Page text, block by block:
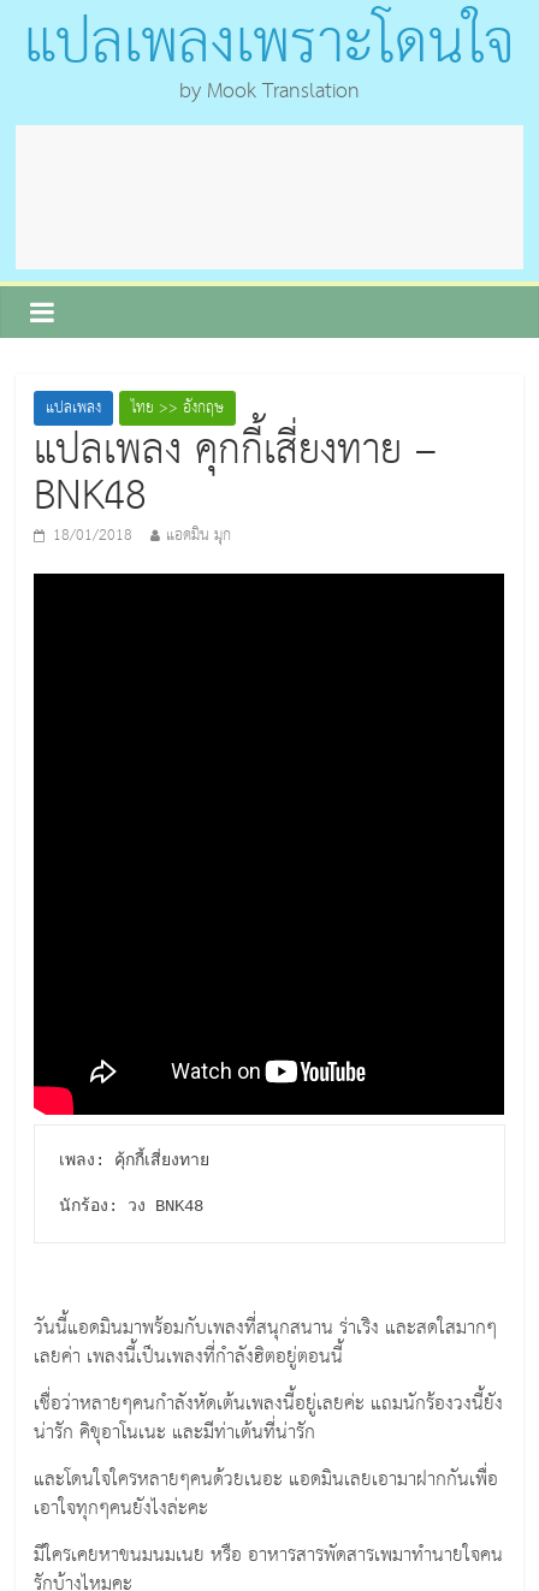
แปลเพลงเพราะโดนใจ
by Mook Translation
แปลเพลง ไทย >> อังกฤษ
แปลเพลง คุกกี้เสี่ยงทาย –
BNK48
18/01/2018 แอดมิน มุก
เพลง: คุ้กกี้เสี่ยงทาย
นักร้อง: วง BNK48
วันนี้แอดมินมาพร้อมกับเพลงที่สนุกสนาน ร่าเริง และสดใสมากๆ
เลยค่า เพลงนี้เป็นเพลงที่กำลังฮิตอยู่ตอนนี้
เชื่อว่าหลายๆคนกำลังหัดเต้นเพลงนี้อยู่เลยค่ะ แถมนักร้องวงนี้ยัง
น่ารัก คิขุอาโนเนะ และมีท่าเต้นที่น่ารัก
และโดนใจใครหลายๆคนด้วยเนอะ แอดมินเลยเอามาฝากกันเพื่อ
เอาใจทุกๆคนยังไงล่ะคะ
มีใครเคยหาขนมนมเนย หรือ อาหารสารพัดสารเพมาทำนายใจคน